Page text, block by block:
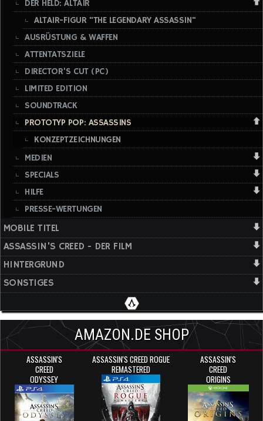
DER HELD: ALTAIR
ALTAIR-FIGUR "THE LEGENDARY ASSASSIN"
AUSRÜSTUNG & WAFFEN
ATTENTATSZIELE
DIRECTOR’S CUT (PC)
LIMITED EDITION
SOUNDTRACK
PROTOTYP POP: ASSASSINS
KONZEPTZEICHNUNGEN
MEDIEN
SPECIALS
HILFE
PRESSE-WERTUNGEN
MOBILE TITEL
ASSASSIN'S CREED - DER FILM
HINTERGRUND
SONSTIGES
AMAZON.DE SHOP
ASSASSIN'S
CREED
ODYSSEY
ASSASSIN'S CREED ROGUE
REMASTERED
ASSASSIN'S
CREED
ORIGINS